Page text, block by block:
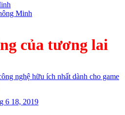
Minh
của tương lai
6 18, 2019